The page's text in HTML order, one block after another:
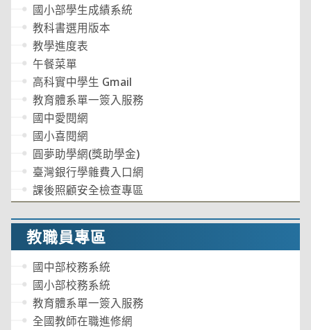
國小部學生成績系統
教科書選用版本
教學進度表
午餐菜單
高科實中學生 Gmail
教育體系單一簽入服務
國中愛閱網
國小喜閱網
圓夢助學網(獎助學金)
臺灣銀行學雜費入口網
課後照顧安全檢查專區
教職員專區
國中部校務系統
國小部校務系統
教育體系單一簽入服務
全國教師在職進修網